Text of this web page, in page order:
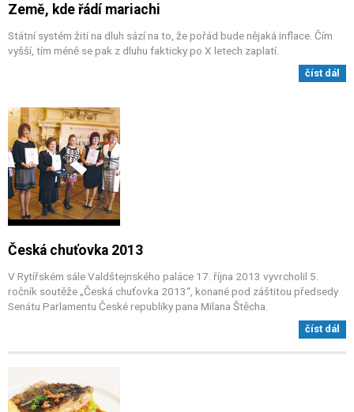
Země, kde řádí mariachi
Státní systém žití na dluh sází na to, že pořád bude nějaká inflace. Čím
vyšší, tím méně se pak z dluhu fakticky po X letech zaplatí.
číst dál
Česká chuťovka 2013
V Rytířském sále Valdštejnského paláce 17. října 2013 vyvrcholil 5.
ročník soutěže „Česká chuťovka 2013“, konané pod záštitou předsedy
Senátu Parlamentu České republiky pana Milana Štěcha.
číst dál